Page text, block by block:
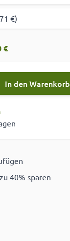
€)
€
In den Warenkorb
40% sparen